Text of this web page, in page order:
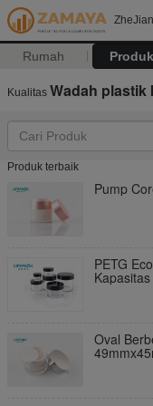
Rumah Produk
Kualitas Wadah plastik
Produk terbaik
Pump
PETG
Oval